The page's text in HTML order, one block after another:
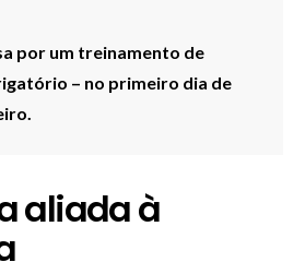
por um treinamento de
– no primeiro dia de
aliada à